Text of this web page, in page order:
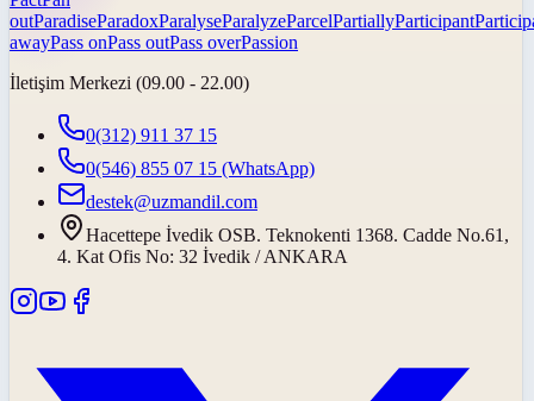
outParadiseParadoxParalyseParalyzeParcelPartiallyParticipant
awayPass onPass outPass overPassion
İletişim Merkezi (09.00 - 22.00)
0(312) 911 37 15
0(546) 855 07 15 (WhatsApp)
destek@uzmandil.com
Hacettepe İvedik OSB. Teknokenti 1368. Cadde No.61,
4. Kat Ofis No: 32 İvedik / ANKARA